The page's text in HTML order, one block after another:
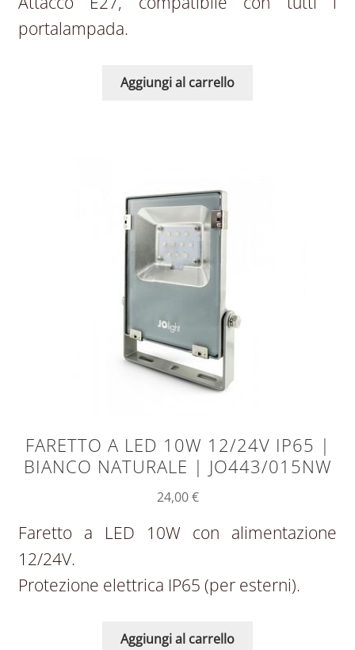
portalampada.
Aggiungi al carrello
FARETTO A LED 10W 12/24V IP65 |
BIANCO NATURALE | JO443/015NW
24,00€
Faretto a LED 10W con alimentazione
12/24V.
Protezione elettrica IP65 (per esterni).
Aggiungi al carrello